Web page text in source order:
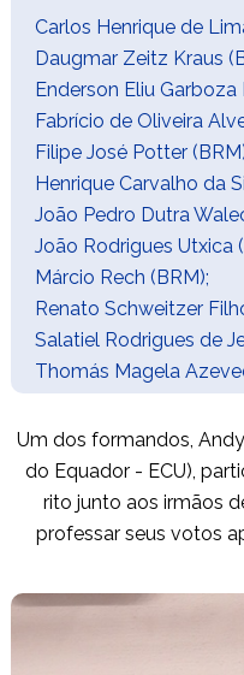
Carlos Henrique de
Daugmar Zeitz Kraus
Enderson Eliu Garboza
Fabrício de Oliveira
Filipe José Potter
Henrique Carvalho da
João Pedro Dutra
João Rodrigues Utxica
Márcio Rech (BRM);
Renato Schweitzer
Salatiel Rodrigues de
Thomás Magela
Um dos formandos,
do Equador - ECU),
rito junto aos irmãos
professar seus votos